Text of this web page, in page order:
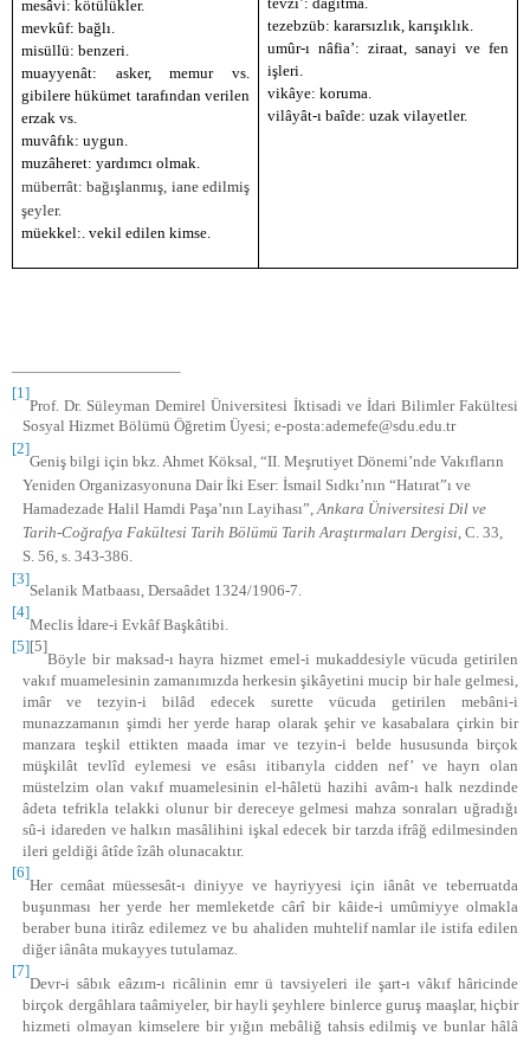
mesâvi: kötülükler.
mevkûf: bağlı.
misüllü: benzeri.
muayyenât: asker, memur vs.
gibilere hükümet tarafından verilen
erzak vs.
muvâfık: uygun.
muzâheret: yardımcı olmak.
müberrât: bağışlanmış, iane edilmiş
şeyler.
müekkel:. vekil edilen kimse.
tezebzüb: kararsızlık, karışıklık.
umûr-ı nâfia’: ziraat, sanayi ve fen
işleri.
vikâye: koruma.
vilâyât-ı baîde: uzak vilayetler.
[1]
Prof. Dr. Süleyman Demirel Üniversitesi İktisadi ve İdari Bilimler Fakültesi
Sosyal Hizmet Bölümü Öğretim Üyesi; e-posta:ademefe@sdu.edu.tr
[2]
Geniş bilgi için bkz. Ahmet Köksal, “II. Meşrutiyet Dönemi’nde Vakıfların
Yeniden Organizasyonuna Dair İki Eser: İsmail Sıdkı’nın “Hatırat”ı ve
Hamadezade Halil Hamdi Paşa’nın Layihası”,Ankara Üniversitesi Dil ve
Tarih-Coğrafya Fakültesi Tarih Bölümü Tarih Araştırmaları Dergisi, C. 33,
S. 56, s. 343-386.
[3]
Selanik Matbaası, Dersaâdet 1324/1906-7.
[4]
Meclis İdare-i Evkâf Başkâtibi.
[5][5]
Böyle bir maksad-ı hayra hizmet emel-i mukaddesiyle vücuda getirilen
vakıf muamelesinin zamanımızda herkesin şikâyetini mucip bir hale gelmesi,
imâr ve tezyin-i bilâd edecek surette vücuda getirilen mebâni-i
munazzamanın şimdi her yerde harap olarak şehir ve kasabalara çirkin bir
manzara teşkil ettikten maada imar ve tezyin-i belde hususunda birçok
müşkilât tevlîd eylemesi ve esâsı itibarıyla cidden nef’ ve hayrı olan
müstelzim olan vakıf muamelesinin el-hâletü hazihi avâm-ı halk nezdinde
âdeta tefrikla telakki olunur bir dereceye gelmesi mahza sonraları uğradığı
sû-i idareden ve halkın masâlihini işkal edecek bir tarzda ifrâğ edilmesinden
ileri geldiği âtîde îzâh olunacaktır.
[6]
Her cemâat müessesât-ı diniyye ve hayriyyesi için iânât ve teberruatda
buşunması her yerde her memleketde cârî bir kâide-i umûmiyye olmakla
beraber buna itirâz edilemez ve bu ahaliden muhtelif namlar ile istifa edilen
diğer iânâta mukayyes tutulamaz.
[7]
Devr-i sâbık eâzım-ı ricâlinin emr ü tavsiyeleri ile şart-ı vâkıf hâricinde
birçok dergâhlara taâmiyeler, bir hayli şeyhlere binlerce guruş maaşlar, hiçbir
hizmeti olmayan kimselere bir yığın mebâliğ tahsis edilmiş ve bunlar hâlâ